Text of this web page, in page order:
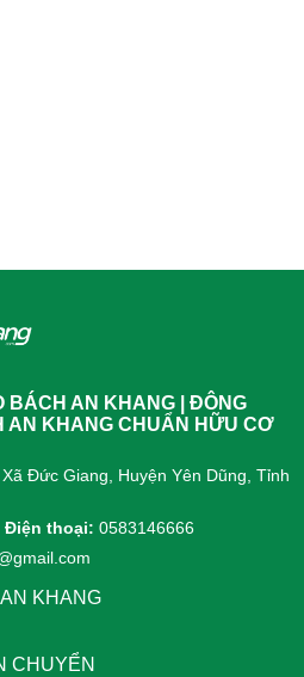
BÁCH AN KHANG | ĐÔNG
AN KHANG CHUẨN HỮU CƠ
Đức Giang, Huyện Yên Dũng, Tỉnh
Điện thoại: 0583146666
KHANG
CHUYỂN